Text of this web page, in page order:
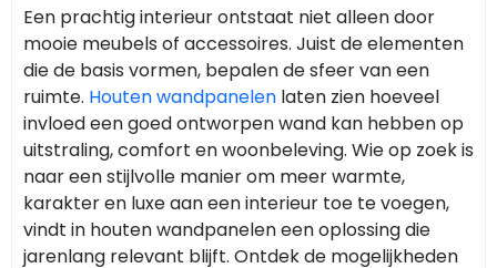
Een prachtig interieur ontstaat niet alleen door
mooie meubels of accessoires. Juist de elementen
die de basis vormen, bepalen de sfeer van een
ruimte. Houten wandpanelen laten zien hoeveel
invloed een goed ontworpen wand kan hebben op
uitstraling, comfort en woonbeleving. Wie op zoek is
naar een stijlvolle manier om meer warmte,
karakter en luxe aan een interieur toe te voegen,
vindt in houten wandpanelen een oplossing die
jarenlang relevant blijft. Ontdek de mogelijkheden